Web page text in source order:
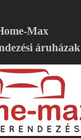
Max
áruházak